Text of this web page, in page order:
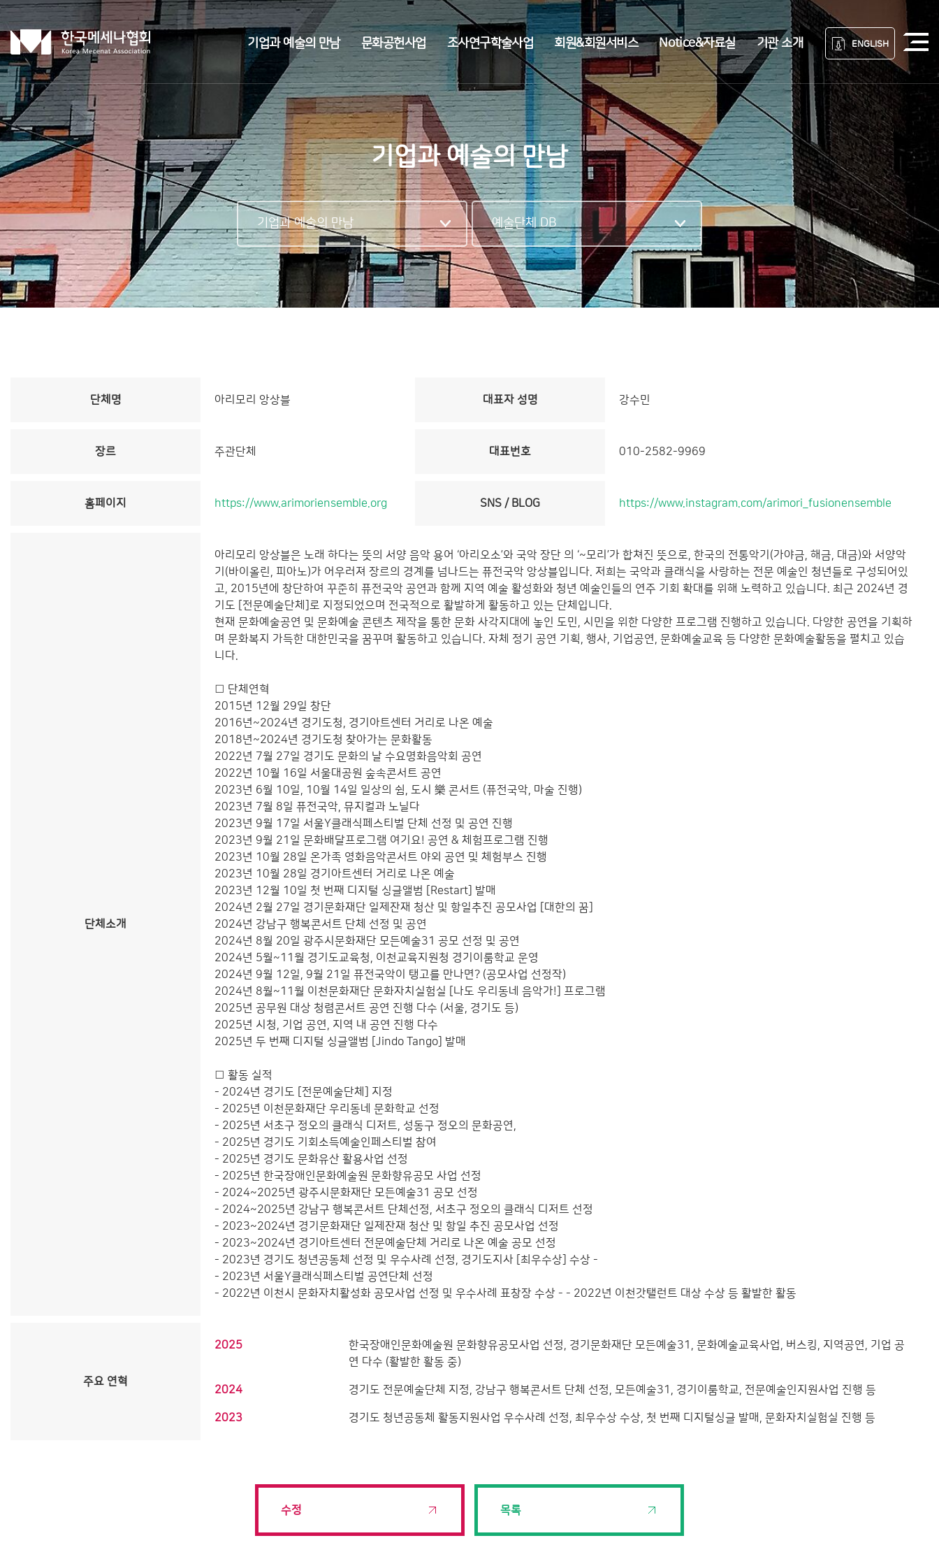
기업과 예술의 만남 문화공헌사업 조사연구학술사업 회원&회원서비스 Notice&자료실 기관 소개 ENGLISH
전체메뉴
기업과 예술의 만남
기업과 예술의 만남 예술단체 DB
단체명 아리모리 앙상블 대표자 성명 강수민
장르 주관단체 대표번호 010-2582-9969
홈페이지 https://www.arimoriensemble.org SNS / BLOG https://www.instagram.com/arimori_fusionensemble
단체소개
아리모리 앙상블은 노래 하다는 뜻의 서양 음악 용어 ‘아리오소’와 국악 장단 의 ‘~모리’가 합쳐진 뜻으로, 한국의 전통악기(가야금, 해금, 대금)와 서양악
기(바이올린, 피아노)가 어우러져 장르의 경계를 넘나드는 퓨전국악 앙상블입니다. 저희는 국악과 클래식을 사랑하는 전문 예술인 청년들로 구성되어있
고, 2015년에 창단하여 꾸준히 퓨전국악 공연과 함께 지역 예술 활성화와 청년 예술인들의 연주 기회 확대를 위해 노력하고 있습니다. 최근 2024년 경
기도 [전문예술단체]로 지정되었으며 전국적으로 활발하게 활동하고 있는 단체입니다.
현재 문화예술공연 및 문화예술 콘텐츠 제작을 통한 문화 사각지대에 놓인 도민, 시민을 위한 다양한 프로그램 진행하고 있습니다. 다양한 공연을 기획하
며 문화복지 가득한 대한민국을 꿈꾸며 활동하고 있습니다. 자체 정기 공연 기획, 행사, 기업공연, 문화예술교육 등 다양한 문화예술활동을 펼치고 있습
니다.
□ 단체연혁
2015년 12월 29일 창단
2016년~2024년 경기도청, 경기아트센터 거리로 나온 예술
2018년~2024년 경기도청 찾아가는 문화활동
2022년 7월 27일 경기도 문화의 날 수요명화음악회 공연
2022년 10월 16일 서울대공원 숲속콘서트 공연
2023년 6월 10일, 10월 14일 일상의 쉼, 도시 樂 콘서트 (퓨전국악, 마술 진행)
2023년 7월 8일 퓨전국악, 뮤지컬과 노닐다
2023년 9월 17일 서울Y클래식페스티벌 단체 선정 및 공연 진행
2023년 9월 21일 문화배달프로그램 여기요! 공연 & 체험프로그램 진행
2023년 10월 28일 온가족 영화음악콘서트 야외 공연 및 체험부스 진행
2023년 10월 28일 경기아트센터 거리로 나온 예술
2023년 12월 10일 첫 번째 디지털 싱글앨범 [Restart] 발매
2024년 2월 27일 경기문화재단 일제잔재 청산 및 항일추진 공모사업 [대한의 꿈]
2024년 강남구 행복콘서트 단체 선정 및 공연
2024년 8월 20일 광주시문화재단 모든예술31 공모 선정 및 공연
2024년 5월~11월 경기도교육청, 이천교육지원청 경기이룸학교 운영
2024년 9월 12일, 9월 21일 퓨전국악이 탱고를 만나면? (공모사업 선정작)
2024년 8월~11월 이천문화재단 문화자치실험실 [나도 우리동네 음악가!] 프로그램
2025년 공무원 대상 청렴콘서트 공연 진행 다수 (서울, 경기도 등)
2025년 시청, 기업 공연, 지역 내 공연 진행 다수
2025년 두 번째 디지털 싱글앨범 [Jindo Tango] 발매
□ 활동 실적
- 2024년 경기도 [전문예술단체] 지정
- 2025년 이천문화재단 우리동네 문화학교 선정
- 2025년 서초구 정오의 클래식 디저트, 성동구 정오의 문화공연,
- 2025년 경기도 기회소득예술인페스티벌 참여
- 2025년 경기도 문화유산 활용사업 선정
- 2025년 한국장애인문화예술원 문화향유공모 사업 선정
- 2024~2025년 광주시문화재단 모든예술31 공모 선정
- 2024~2025년 강남구 행복콘서트 단체선정, 서초구 정오의 클래식 디저트 선정
- 2023~2024년 경기문화재단 일제잔재 청산 및 항일 추진 공모사업 선정
- 2023~2024년 경기아트센터 전문예술단체 거리로 나온 예술 공모 선정
- 2023년 경기도 청년공동체 선정 및 우수사례 선정, 경기도지사 [최우수상] 수상 -
- 2023년 서울Y클래식페스티벌 공연단체 선정
- 2022년 이천시 문화자치활성화 공모사업 선정 및 우수사례 표창장 수상 - - 2022년 이천갓탤런트 대상 수상 등 활발한 활동
주요 연혁
2025
한국장애인문화예술원 문화향유공모사업 선정, 경기문화재단 모든예술31, 문화예술교육사업, 버스킹, 지역공연, 기업 공
연 다수 (활발한 활동 중)
2024 경기도 전문예술단체 지정, 강남구 행복콘서트 단체 선정, 모든예술31, 경기이룸학교, 전문예술인지원사업 진행 등
2023 경기도 청년공동체 활동지원사업 우수사례 선정, 최우수상 수상, 첫 번째 디지털싱글 발매, 문화자치실험실 진행 등
수정 목록